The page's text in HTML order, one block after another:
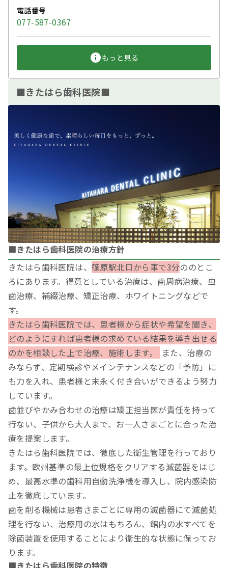
電話番号
077-587-0367
もっと見る
■きたはら歯科医院■
■きたはら歯科医院の治療方針
きたはら歯科医院は、 篠原駅北口から車で3分ののとこ
ろにあります。得意としている治療は、歯周病治療、虫
歯治療、補綴治療、矯正治療、ホワイトニングなどで
す。
きたはら歯科医院では、患者様から症状や希望を聞き、
どのようにすれば患者様の求めている結果を導き出せる
のかを相談した上で治療、施術します。
また、治療の
みならず、定期検診やメインテナンスなどの「予防」に
も力を入れ、患者様と末永く付き合いができるよう努力
しています。
歯並びやかみ合わせの治療は矯正担当医が責任を持って
行ない、子供から大人まで、お一人さまごとに合った治
療を提案します。
きたはら歯科医院では、徹底した衛生管理を行っており
ます。欧州基準の最上位規格をクリアする滅菌器をはじ
め、最高水準の歯科用自動洗浄機を導入し、院内感染防
止を徹底しています。
歯を削る機械は患者さまごとに専用の滅菌器にて滅菌処
理を行ない、治療用の水はもちろん、館内の水すべてを
除菌装置を使用することにより衛生的な状態に保ってお
ります。
■きたはら歯科医院の特徴